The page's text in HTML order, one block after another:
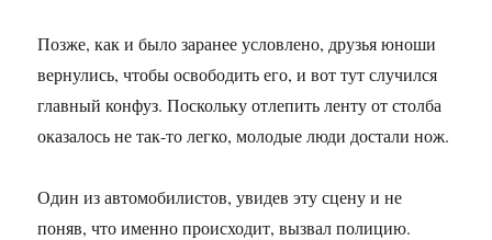
Позже, как и было заранее условлено, друзья юноши
вернулись, чтобы освободить его, и вот тут случился
главный конфуз. Поскольку отлепить ленту от столба
оказалось не так-то легко, молодые люди достали нож.
Один из автомобилистов, увидев эту сцену и не
поняв, что именно происходит, вызвал полицию.